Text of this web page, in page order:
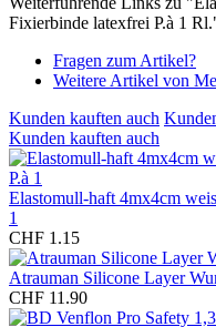
Fixierbinde latexfrei P.à 1
Fragen zum Artikel?
Weitere Artikel von
Kunden kauften auch
Kunden kauften auch
Elastomull-haft 4mx4cm
1
CHF 1.15
Atrauman Silicone Layer
CHF 11.90